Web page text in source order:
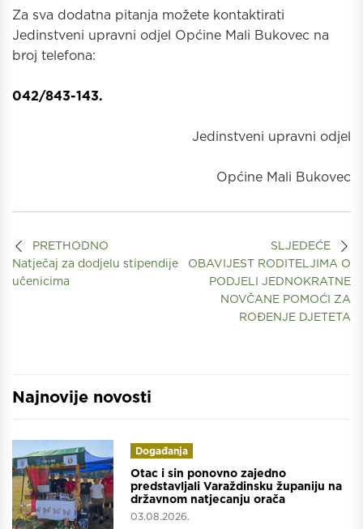
Za sva dodatna pitanja možete kontaktirati
Jedinstveni upravni odjel Općine Mali Bukovec na
broj telefona:
042/843-143.
Jedinstveni upravni odjel
Općine Mali Bukovec
PRETHODNO
Natječaj za dodjelu stipendije
učenicima
SLJEDEĆE
OBAVIJEST RODITELJIMA O
PODJELI JEDNOKRATNE
NOVČANE POMOĆI ZA
ROĐENJE DJETETA
Najnovije novosti
Događanja
Otac i sin ponovno zajedno
predstavljali Varaždinsku županiju na
državnom natjecanju orača
03.08.2026.